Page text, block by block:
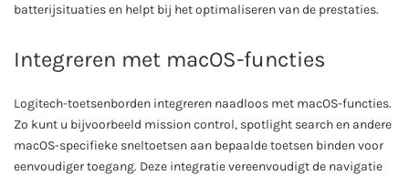
batterijsituaties en helpt bij het optimaliseren van de prestaties.
Integreren met macOS-functies
Logitech-toetsenborden integreren naadloos met macOS-functies.
Zo kunt u bijvoorbeeld mission control, spotlight search en andere
macOS-specifieke sneltoetsen aan bepaalde toetsen binden voor
eenvoudiger toegang. Deze integratie vereenvoudigt de navigatie